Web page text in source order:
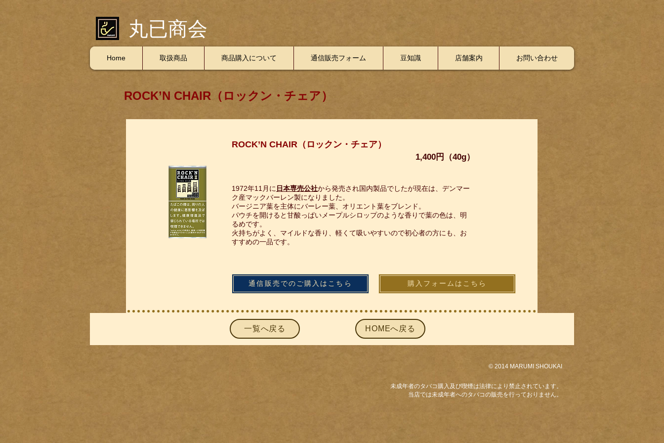
丸已商会
Home 取扱商品 商品購入について 通信販売フォーム 豆知識 店舗案内 お問い合わせ
ROCK’N CHAIR（ロックン・チェア）
ROCK’N CHAIR（ロックン・チェア）
1,400円（40g）
1972年11月に 日本専売公社から発売され国内製品でしたが現在は、デンマー
ク産マックバーレン製になりました。
バージニア葉を主体にバーレー葉、オリエント葉をブレンド。
パウチを開けると甘酸っぱいメープルシロップのような香りで葉の色は、明
るめです。
火持ちがよく、マイルドな香り、軽くて吸いやすいので初心者の方にも、お
すすめの一品です。
通信販売でのご購入はこちら 購入フォームはこちら
一覧へ戻る HOMEへ戻る
© 2014 MARUMI SHOUKAI
未成年者のタバコ購入及び喫煙は法律により禁止されています。
当店では未成年者へのタバコの販売を行っておりません。